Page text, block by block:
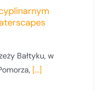
Bałtyku, w
[...]